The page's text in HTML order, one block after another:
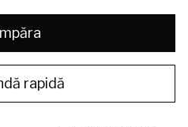
rapidă